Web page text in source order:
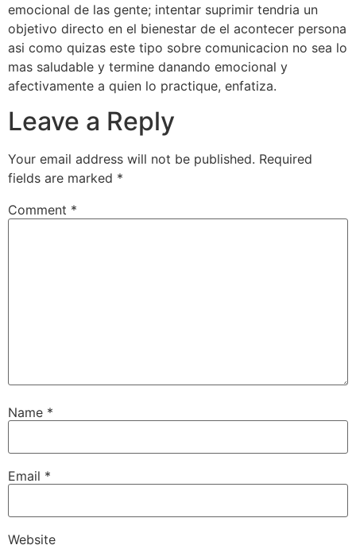
emocional de las gente; intentar suprimir tendria un
objetivo directo en el bienestar de el acontecer persona
asi­ como quizas este tipo sobre comunicacion no sea lo
mas saludable y termine danando emocional y
afectivamente a quien lo practique, enfatiza.
Leave a Reply
Your email address will not be published. Required
fields are marked *
Comment *
Name *
Email *
Website